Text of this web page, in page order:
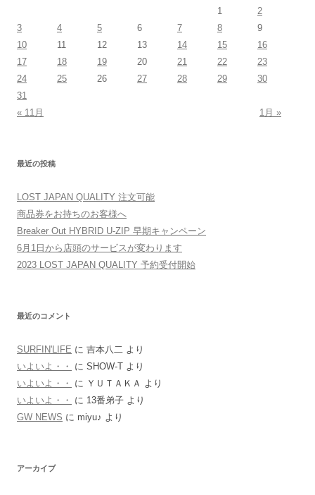
1
2
3
4 5 6 7 8
9
10
11 12 13 14 15
16
17
18 19 20 21 22
23
24
25 26 27 28 29
30
31
« 11月
1月 »
最近の投稿
LOST JAPAN QUALITY 注文可能
商品券をお持ちのお客様へ
Breaker Out HYBRID U-ZIP 早期キャンペーン
6月1日から店頭のサービスが変わります
2023 LOST JAPAN QUALITY 予約受付開始
最近のコメント
SURFIN'LIFE に 吉本八二 より
いよいよ・・
に SHOW-T より
いよいよ・・
に ＹＵＴＡＫＡ より
いよいよ・・
に 13番弟子 より
GW NEWS に miyu♪ より
アーカイブ